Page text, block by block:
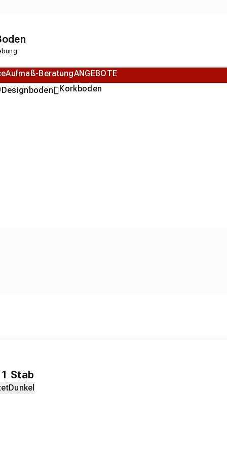
Designboden Korkboden
Aufmaß-BeratungANGEBOTE
Stab
Dunkel